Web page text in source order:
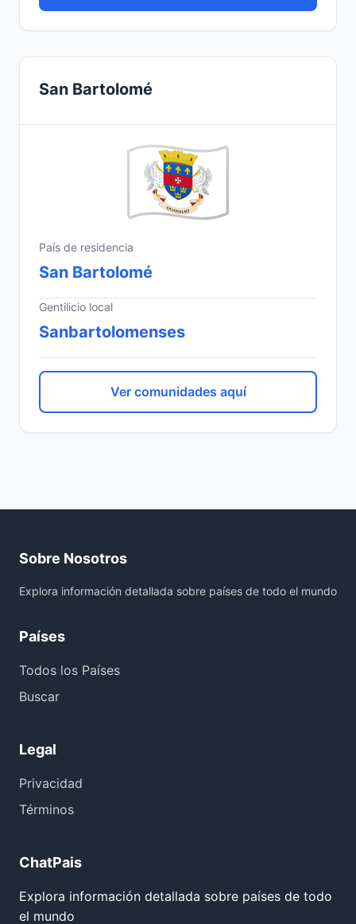
San Bartolomé
País de residencia
San Bartolomé
Gentilicio local
Sanbartolomenses
Ver comunidades aquí
Sobre Nosotros
Explora información detallada sobre países de todo el mundo
Países
Todos los Países
Buscar
Legal
Privacidad
Términos
ChatPais
Explora información detallada sobre países de todo
el mundo